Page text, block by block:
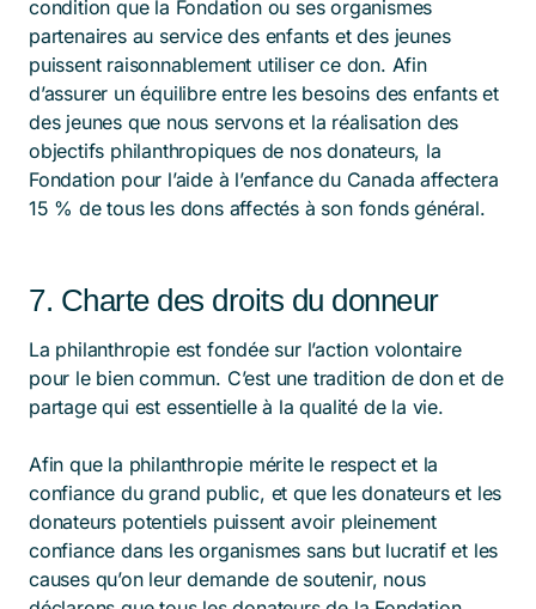
condition que la Fondation ou ses organismes
partenaires au service des enfants et des jeunes
puissent raisonnablement utiliser ce don. Afin
d’assurer un équilibre entre les besoins des enfants et
des jeunes que nous servons et la réalisation des
objectifs philanthropiques de nos donateurs, la
Fondation pour l’aide à l’enfance du Canada affectera
15 % de tous les dons affectés à son fonds général.
7. Charte des droits du donneur
La philanthropie est fondée sur l’action volontaire
pour le bien commun. C’est une tradition de don et de
partage qui est essentielle à la qualité de la vie.
Afin que la philanthropie mérite le respect et la
confiance du grand public, et que les donateurs et les
donateurs potentiels puissent avoir pleinement
confiance dans les organismes sans but lucratif et les
causes qu’on leur demande de soutenir, nous